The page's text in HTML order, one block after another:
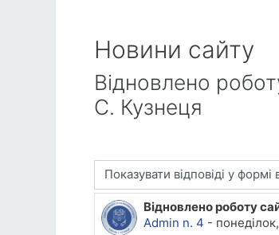
Новини сайту
Відновлено
С. Кузнеця
Тип показу
Відновлено роботу
Admin n. 4 -
Кількість відповідей: 0